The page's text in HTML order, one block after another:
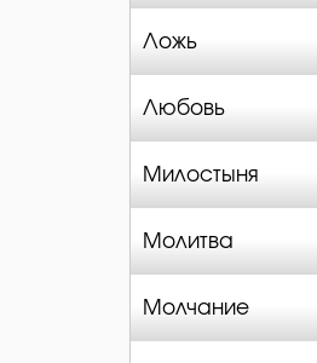
Ложь
Любовь
Милостыня
Молитва
Молчание